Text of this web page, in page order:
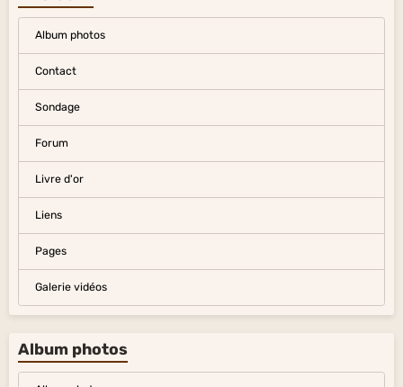
Album photos
Contact
Sondage
Forum
Livre d'or
Liens
Pages
Galerie vidéos
Album photos